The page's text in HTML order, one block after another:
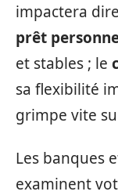
impactera
prêt
et stables ; le
sa flexibilité
grimpe vite
Les banques
examinent